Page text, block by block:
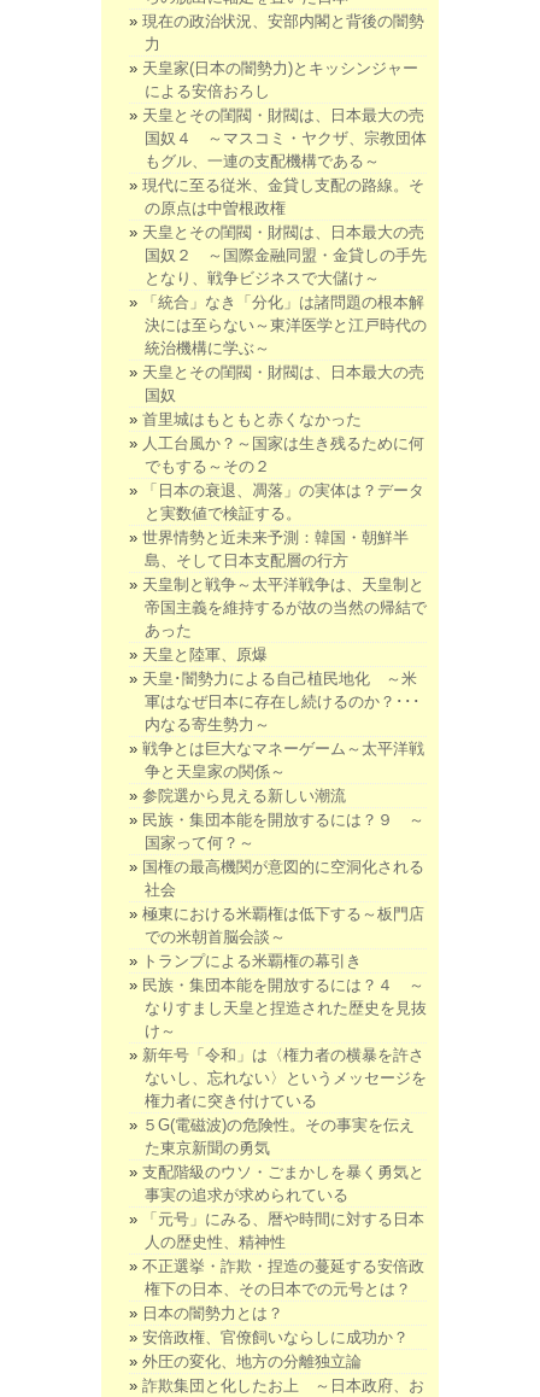
現在の政治状況、安部内閣と背後の闇勢
力
天皇家(日本の闇勢力)とキッシンジャー
による安倍おろし
天皇とその閨閥・財閥は、日本最大の売
国奴４ ～マスコミ・ヤクザ、宗教団体
もグル、一連の支配機構である～
現代に至る従米、金貸し支配の路線。そ
の原点は中曽根政権
天皇とその閨閥・財閥は、日本最大の売
国奴２ ～国際金融同盟・金貸しの手先
となり、戦争ビジネスで大儲け～
「統合」なき「分化」は諸問題の根本解
決には至らない～東洋医学と江戸時代の
統治機構に学ぶ～
天皇とその閨閥・財閥は、日本最大の売
国奴
首里城はもともと赤くなかった
人工台風か？～国家は生き残るために何
でもする～その２
「日本の衰退、凋落」の実体は？データ
と実数値で検証する。
世界情勢と近未来予測：韓国・朝鮮半
島、そして日本支配層の行方
天皇制と戦争～太平洋戦争は、天皇制と
帝国主義を維持するが故の当然の帰結で
あった
天皇と陸軍、原爆
天皇･闇勢力による自己植民地化 ～米
軍はなぜ日本に存在し続けるのか？･･･
内なる寄生勢力～
戦争とは巨大なマネーゲーム～太平洋戦
争と天皇家の関係～
参院選から見える新しい潮流
民族・集団本能を開放するには？９ ～
国家って何？～
国権の最高機関が意図的に空洞化される
社会
極東における米覇権は低下する～板門店
での米朝首脳会談～
トランプによる米覇権の幕引き
民族・集団本能を開放するには？４ ～
なりすまし天皇と捏造された歴史を見抜
け～
新年号「令和」は〈権力者の横暴を許さ
ないし、忘れない〉というメッセージを
権力者に突き付けている
５G(電磁波)の危険性。その事実を伝え
た東京新聞の勇気
支配階級のウソ・ごまかしを暴く勇気と
事実の追求が求められている
「元号」にみる、暦や時間に対する日本
人の歴史性、精神性
不正選挙・詐欺・捏造の蔓延する安倍政
権下の日本、その日本での元号とは？
日本の闇勢力とは？
安倍政権、官僚飼いならしに成功か？
外圧の変化、地方の分離独立論
詐欺集団と化したお上 ～日本政府、お